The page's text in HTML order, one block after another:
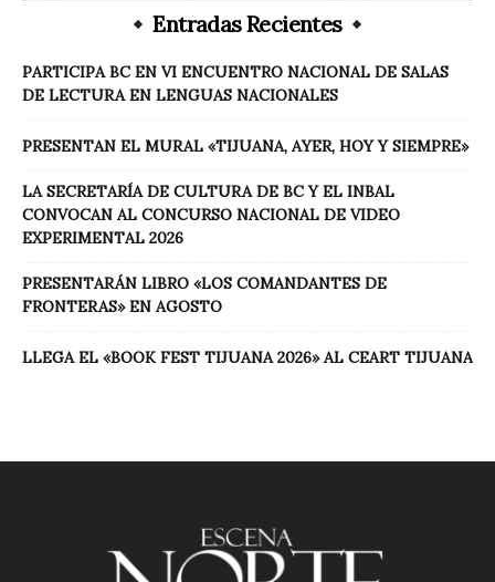
Entradas Recientes
PARTICIPA BC EN VI ENCUENTRO NACIONAL DE SALAS
DE LECTURA EN LENGUAS NACIONALES
PRESENTAN EL MURAL «TIJUANA, AYER, HOY Y SIEMPRE»
LA SECRETARÍA DE CULTURA DE BC Y EL INBAL
CONVOCAN AL CONCURSO NACIONAL DE VIDEO
EXPERIMENTAL 2026
PRESENTARÁN LIBRO «LOS COMANDANTES DE
FRONTERAS» EN AGOSTO
LLEGA EL «BOOK FEST TIJUANA 2026» AL CEART TIJUANA